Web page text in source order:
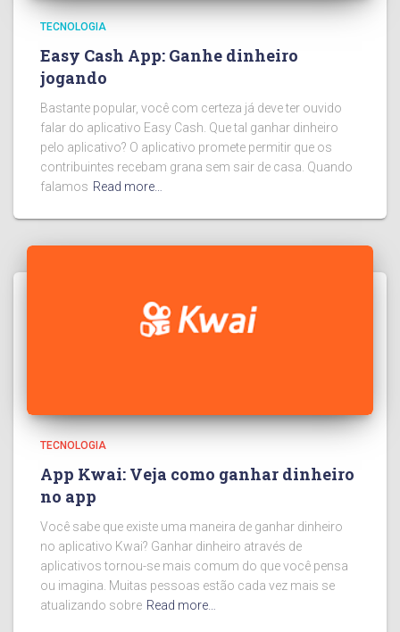
TECNOLOGIA
Easy Cash App: Ganhe dinheiro
jogando
Bastante popular, você com certeza já deve ter ouvido
falar do aplicativo Easy Cash. Que tal ganhar dinheiro
pelo aplicativo? O aplicativo promete permitir que os
contribuintes recebam grana sem sair de casa. Quando
falamos Read more…
TECNOLOGIA
App Kwai: Veja como ganhar dinheiro
no app
Você sabe que existe uma maneira de ganhar dinheiro
no aplicativo Kwai? Ganhar dinheiro através de
aplicativos tornou-se mais comum do que você pensa
ou imagina. Muitas pessoas estão cada vez mais se
atualizando sobre Read more…